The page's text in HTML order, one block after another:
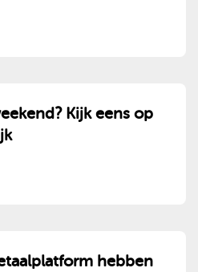
Kijk eens op
hebben